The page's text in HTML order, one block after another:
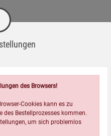
verursachen.
des Browsers!
Cookies kann es zu
des Bestellprozesses kommen.
um sich problemlos